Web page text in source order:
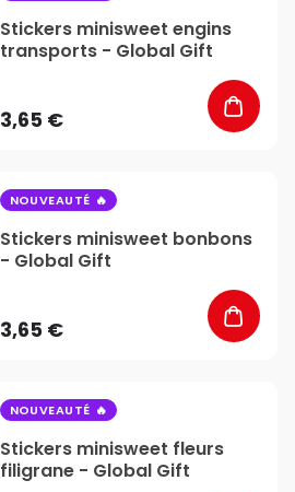
Stickers minisweet engins
transports - Global Gift
3,65 €
NOUVEAUTÉ
Stickers minisweet bonbons
- Global Gift
3,65 €
NOUVEAUTÉ
Stickers minisweet fleurs
filigrane - Global Gift